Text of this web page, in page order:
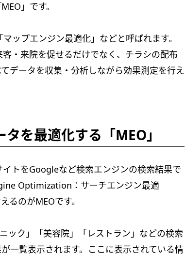
」です。
ップエンジン最適化」などと呼ばれます。
・来院を促せるだけでなく、チラシの配布
データを収集・分析しながら効果測定を行え
を最適化する「MEO」
トをGoogleなど検索エンジンの検索結果で
Optimization：サーチエンジン最適
るのがMEOです。
ック」「美容院」「レストラン」などの検索
一覧表示されます。ここに表示されている情